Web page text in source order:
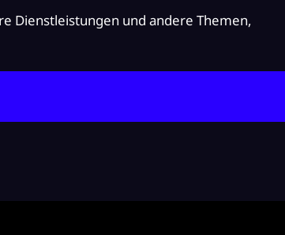
Dienstleistungen und andere Themen,